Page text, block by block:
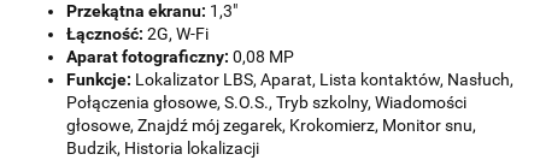
Przekątna ekranu: 1,3"
Łączność: 2G, W-Fi
Aparat fotograficzny: 0,08 MP
Funkcje: Lokalizator LBS, Aparat, Lista kontaktów, Nasłuch,
Połączenia głosowe, S.O.S., Tryb szkolny, Wiadomości
głosowe, Znajdź mój zegarek, Krokomierz, Monitor snu,
Budzik, Historia lokalizacji